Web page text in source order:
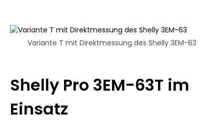
Variante T mit Direktmessung des Shelly 3EM-63
Shelly Pro 3EM-63T im
Einsatz